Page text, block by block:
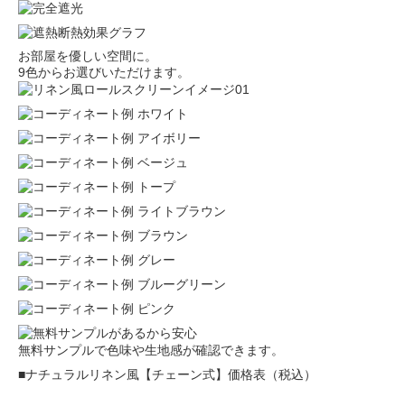
お部屋を優しい空間に。
9色からお選びいただけます。
無料サンプルで色味や生地感が確認できます。
■ナチュラルリネン風【チェーン式】価格表（税込）